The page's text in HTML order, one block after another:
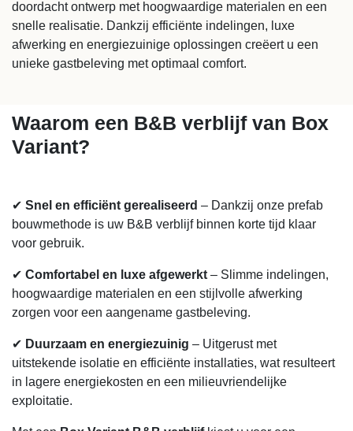
combineren een doordacht ontwerp met
hoogwaardige materialen en een snelle realisatie.
Dankzij efficiënte indelingen, luxe afwerking en
energiezuinige oplossingen creëert u een unieke
Waarom een B&B verblijf van Box
✔Snel en efficiënt gerealiseerd– Dankzij onze
prefab bouwmethode is uw B&B verblijf binnen korte
tijd klaar voor gebruik.
✔Comfortabel en luxe afgewerkt– Slimme
indelingen, hoogwaardige materialen en een stijlvolle
afwerking zorgen voor een aangename gastbeleving.
✔Duurzaam en energiezuinig– Uitgerust met
uitstekende isolatie en efficiënte installaties, wat
resulteert in lagere energiekosten en een
milieuvriendelijke exploitatie.